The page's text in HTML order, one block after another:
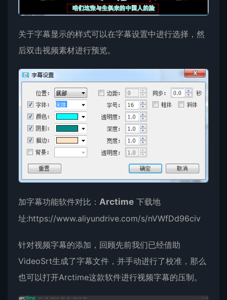
关于字幕显示的样式可以在字幕设置中进行选择，然
后双击视频素材进行预览。
加字幕功能软件对比： Arctime 下载地
址:https://www.aliyundrive.com/s/nVWfDd96civ
针对视频字幕的添加，回顾先前我们已经借助
VideoSrt生成了字幕文件，并手动进行了校准，那么
也可以打开Arctime这款软件进行视频字幕的压制。